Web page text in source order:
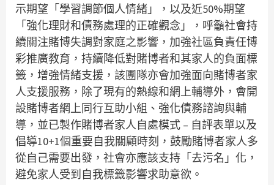
示期望「學習調節個人情緒」，以及近50%期望
「強化理財和債務處理的正確觀念」，呼籲社會持
續關注賭博失調對家庭之影響，加強社區負責任博
彩推廣教育，持續降低對賭博者和其家人的負面標
籤，增強情緒支援，該團隊亦會加強面向賭博者家
人支援服務，除了現有的熱線和網上輔導外，會開
設賭博者網上同行互助小組、強化債務諮詢與輔
導，並已製作賭博者家人自處模式 – 自評表單以及
倡導10+1個重要自我關顧時刻，鼓勵賭博者家人多
從自己需要出發，社會亦應該支持「去污名」化，
避免家人受到自我標籤影響求助意欲。